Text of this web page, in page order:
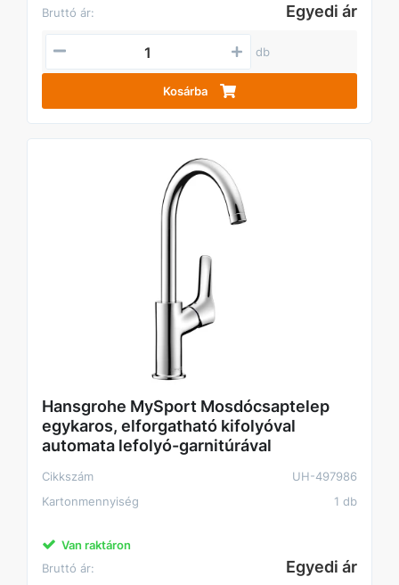
Bruttó ár:
Egyedi ár
db
Kosárba
Hansgrohe MySport Mosdócsaptelep
egykaros, elforgatható kifolyóval
automata lefolyó-garnitúrával
Cikkszám
UH-497986
Kartonmennyiség
1 db
Van raktáron
Bruttó ár:
Egyedi ár